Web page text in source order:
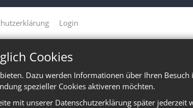
Cookies
Dazu werden Informationen über Ihren Besuch
spezieller Cookies aktiveren möchten.
mit unserer Datenschutzerklärung später jederzeit
Login